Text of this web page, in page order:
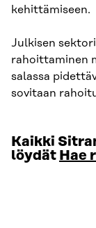
kehittämiseen.
Julkisen
rahoittaminen
salassa
sovitaan
Kaikki
löydät Hae